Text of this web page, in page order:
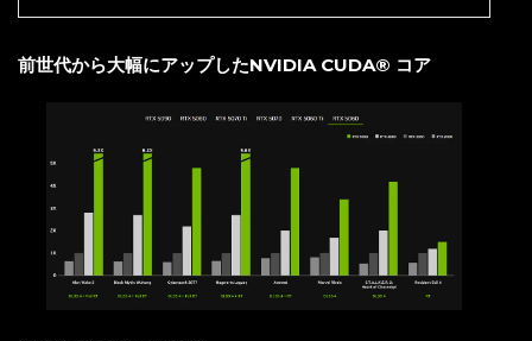
前世代から大幅にアップしたNVIDIA CUDA® コア